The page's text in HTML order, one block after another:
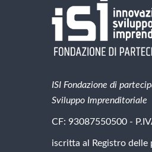
ISI Fondazione di
Sviluppo Imprenditoriale
CF: 93087550500 -
iscritta al Registro